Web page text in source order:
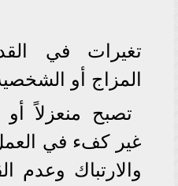
تغيرات في
المزاج أو
تصبح منعزلاً
غير كفء في
والارتباك وعدم